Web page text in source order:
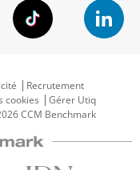
Recrutement
cookies
Gérer Utiq
CCM Benchmark